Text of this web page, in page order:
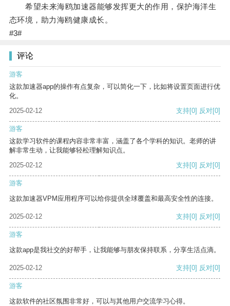
希望未来海鸥加速器能够发挥更大的作用，保护海洋生
态环境，助力海鸥健康成长。
#3#
评论
游客
这款加速器app的操作有点复杂，可以简化一下，比如将设置页面进行优
化。
2025-02-12
支持[0] 反对[0]
游客
这款学习软件的课程内容非常丰富，涵盖了各个学科的知识。老师的讲
解非常生动，让我能够轻松理解知识点。
2025-02-12
支持[0] 反对[0]
游客
这款加速器VPM应用程序可以给你提供全球覆盖和最高安全性的连接。
2025-02-12 支持[0] 反对[0]
游客
这款app是我社交的好帮手，让我能够与朋友保持联系，分享生活点滴。
2025-02-12 支持[0] 反对[0]
游客
这款软件的社区氛围非常好，可以与其他用户交流学习心得。